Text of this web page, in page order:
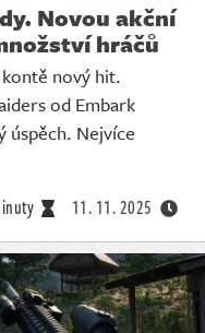
Novou akční
hráčů
nový hit.
od Embark
úspěch. Nejvíce
11. 11. 2025